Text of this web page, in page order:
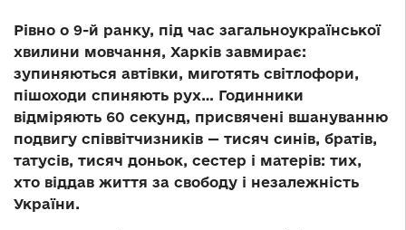
Рівно о 9-й ранку, під час загальноукраїнської
хвилини мовчання, Харків завмирає:
зупиняються автівки, миготять світлофори,
пішоходи спиняють рух… Годинники
відміряють 60 секунд, присвячені вшануванню
подвигу співвітчизників — тисяч синів, братів,
татусів, тисяч доньок, сестер і матерів: тих,
хто віддав життя за свободу і незалежність
України.